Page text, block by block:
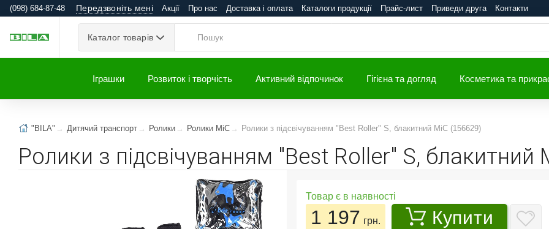
(098) 684-87-48 Передзвоніть мені Акції Про нас Доставка і оплата Каталоги продукції Прайс-лист Приведи друга Контакти
Каталог товарів
Іграшки Розвиток і творчість Активний відпочинок Гігієна та догляд Косметика та
"BILA" Дитячий транспорт Ролики Ролики MiC Ролики з підсвічуванням "Best Roller" S, блакитний MiC (156629)
Ролики з підсвічуванням "Best Roller" S, блакитний
Товар є в наявності
1 197 грн. Купити